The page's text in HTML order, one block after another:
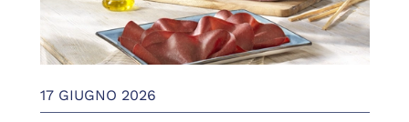
17 GIUGNO 2026